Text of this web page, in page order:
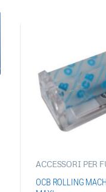
ACCESSORI PER
MACHINE-RIEMPI
OCB ROLLING